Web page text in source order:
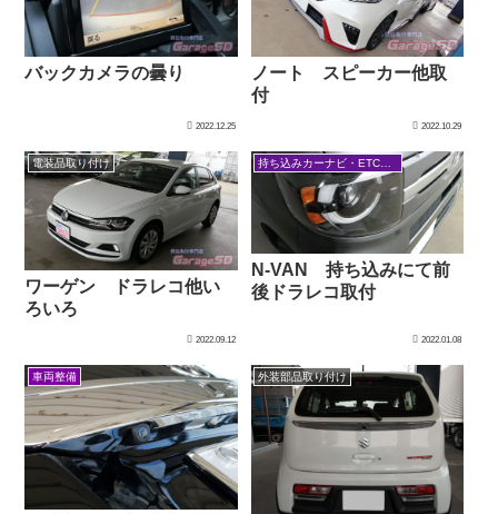
バックカメラの曇り
2022.12.25
ノート スピーカー他取
付
2022.10.29
電装品取り付け
ワーゲン ドラレコ他い
ろいろ
2022.09.12
N-VAN 持ち込みにて前
後ドラレコ取付
2022.01.08
車両整備 外装部品取り付け